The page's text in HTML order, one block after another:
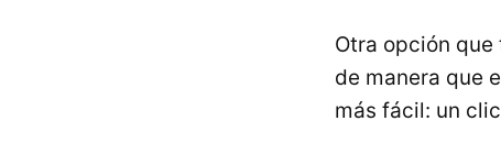
Otra opción que
de manera que
más fácil: un